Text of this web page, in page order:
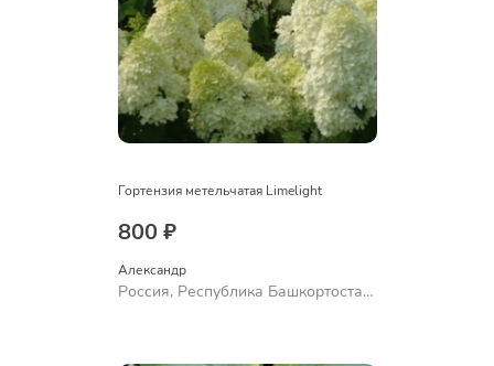
Гортензия метельчатая Limelight
800 ₽
Александр
Россия, Республика Башкортостан,